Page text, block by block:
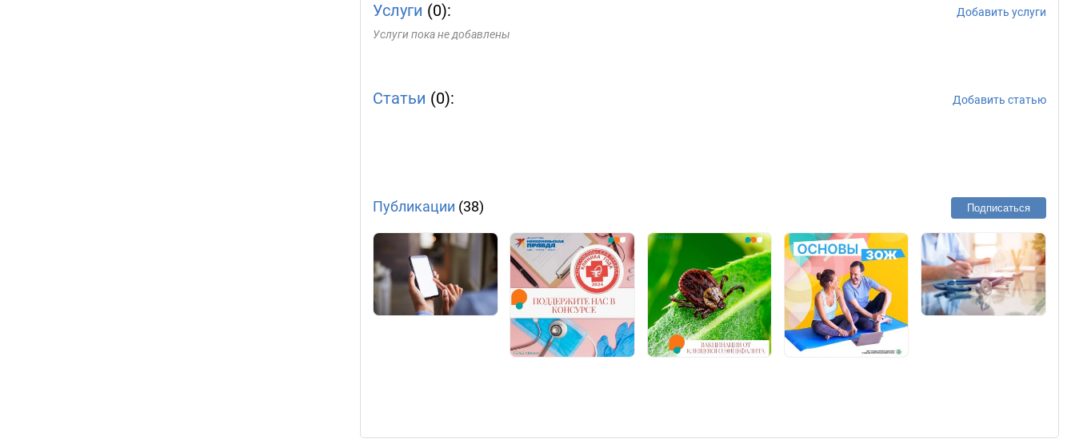
Услуги (0):
Добавить услуги
Услуги пока не добавлены
Статьи (0): Добавить статью
Публикации (38) Подписаться